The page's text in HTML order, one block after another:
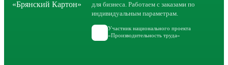
для бизнеса. Работаем с заказами по
индивидуальным параметрам.
Участник национального проекта
«Производительность труда»